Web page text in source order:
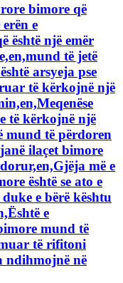
bimore që
e
është një emër
të jetë
arsyeja pse
të kërkojnë një
të kërkojnë një
mund të përdoren
ilaçet bimore
më e
është se ato e
e bërë kështu
e
mund të
të rifitoni
ndihmojnë në